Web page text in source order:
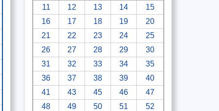
11 12 13 14
15
16
17 18 19
20
21
22 23 24
25
26
27 28 29
30
31
32 33 34
35
36
37 38 39
40
41
43 45 46
47
48
49 50 51
52